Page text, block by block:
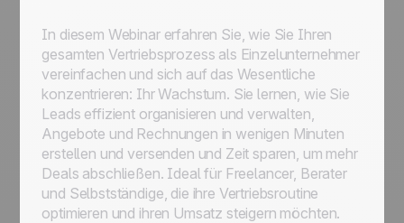
In diesem Webinar erfahren Sie, wie Sie Ihren
gesamten Vertriebsprozess als Einzelunternehmer
vereinfachen und sich auf das Wesentliche
konzentrieren: Ihr Wachstum. Sie lernen, wie Sie
Leads effizient organisieren und verwalten,
Angebote und Rechnungen in wenigen Minuten
erstellen und versenden und Zeit sparen, um mehr
Deals abschließen. Ideal für Freelancer, Berater
und Selbstständige, die ihre Vertriebsroutine
optimieren und ihren Umsatz steigern möchten.